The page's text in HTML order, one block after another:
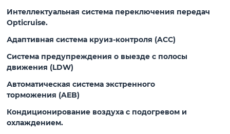
Интеллектуальная система переключения передач
Opticruise.
Адаптивная система круиз-контроля (ACC)
Система предупреждения о выезде с полосы
движения (LDW)
Автоматическая система экстренного
торможения (AEB)
Кондиционирование воздуха с подогревом и
охлаждением.